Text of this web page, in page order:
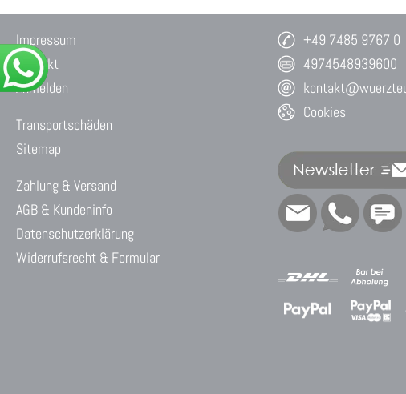
Impressum
Kontakt
Anmelden
Transportschäden
Sitemap
Zahlung & Versand
AGB & Kundeninfo
Datenschutzerklärung
Widerrufsrecht & Formular
+49 7485 9767 0
4974548939600
Cookies